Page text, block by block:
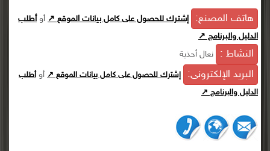
هاتف المصنع: إشترك للحصول على كامل بيانات الموقع ↗ أوأطلب
الدليل والبرنامج ↗
النشاط : نعال أحذية
البريد الإلكترونى: إشترك للحصول على كامل بيانات الموقع ↗ أوأطلب
الدليل والبرنامج ↗